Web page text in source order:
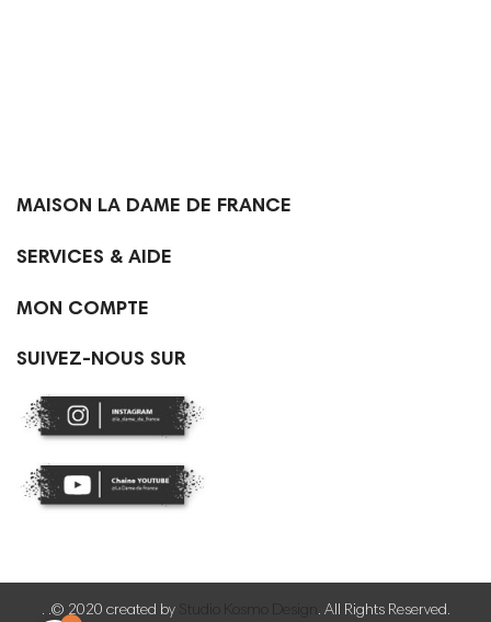
MAISON LA DAME DE FRANCE
SERVICES & AIDE
MON COMPTE
SUIVEZ-NOUS SUR
. .© 2020 created by Studio Kosmo Design . All Rights Reserved.